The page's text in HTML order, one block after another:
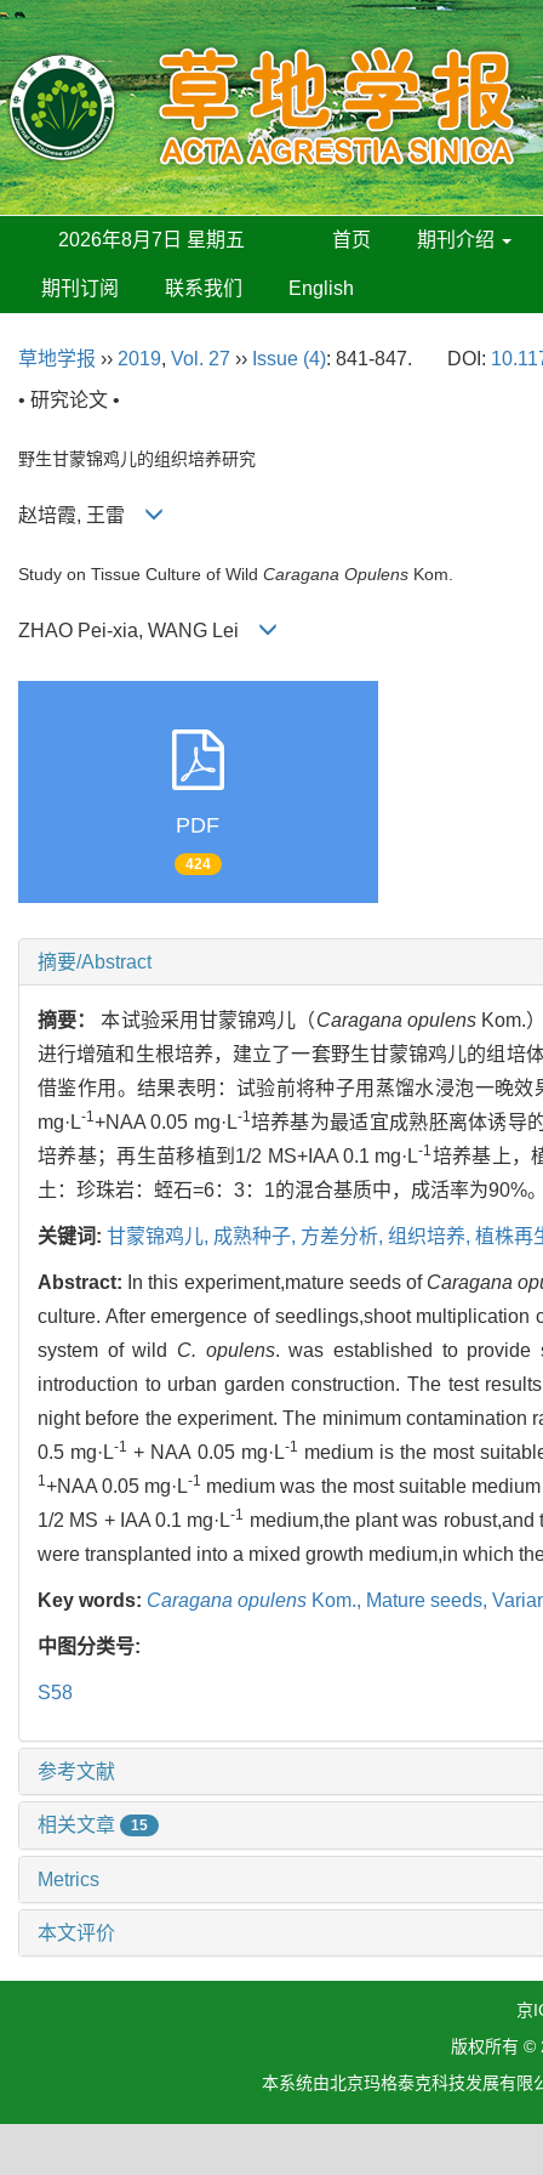
2026年8月7日 星期五 首页 期刊介绍
期刊订阅 联系我们 English
草地学报 ›› 2019, Vol. 27 ›› Issue (4): 841-847. DOI:
• 研究论文 •
野生甘蒙锦鸡儿的组织培养研究
赵培霞, 王雷
Study on Tissue Culture of Wild Caragana Opulens Kom.
ZHAO Pei-xia, WANG Lei
PDF
424
摘要/Abstract
摘要：本试验采用甘蒙锦鸡儿（Caragana opulensKom.
进行增殖和生根培养，建立了一套野生甘蒙锦鸡儿的组培
借鉴作用。结果表明：试验前将种子用蒸馏水浸泡一晚
mg·L-1 +NAA 0.05 mg·L-1 培养基为最适宜成熟胚离体诱导
培养基；再生苗移植到1/2 MS+IAA 0.1 mg·L-1 培养基上，
土：珍珠岩：蛭石=6：3：1的混合基质中，成活率为90%
关键词: 甘蒙锦鸡儿, 成熟种子, 方差分析, 组织培养, 植株再
Abstract: In this experiment,mature seeds of Caragana
culture. After emergence of seedlings,shoot
system of wild C. opulens. was established to
introduction to urban garden construction. The test
night before the experiment. The minimum
0.5 mg·L-1 + NAA 0.05 mg·L-1 medium is the most
1 +NAA 0.05 mg·L-1 medium was the most suitable
1/2 MS + IAA 0.1 mg·L-1
medium,the plant was
were transplanted into a mixed growth medium,in which
Key words: Caragana opulens Kom., Mature seeds,
中图分类号:
S58
参考文献
相关文章 15
Metrics
本文评价
京
版权所有 ©
本系统由北京玛格泰克科技发展有